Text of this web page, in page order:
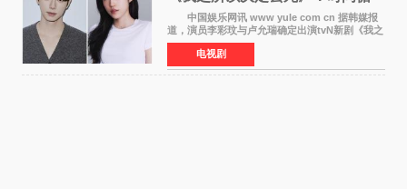
环青春爱情来袭
中国娱乐网讯 www yule com cn 据韩媒报
道，演员李彩玟与卢允瑞确定出演tvN新剧《我之
所以决定去死》，分别担任男女主角。该剧预计
将于明年播出，引发观众期待。 本剧改编自
NAVER同名人气
电视剧